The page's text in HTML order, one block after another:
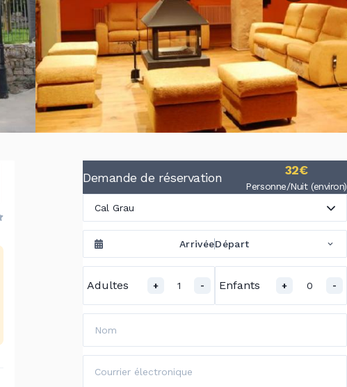
Demande de réservation 32€
Personne/Nuit (environ)
Cal Grau
ArrivéeDépart
Adultes + 1 - Enfants + 0 -